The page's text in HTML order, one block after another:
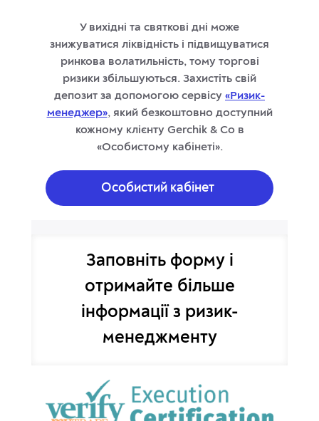
У вихідні та святкові дні може
знижуватися ліквідність і підвищуватися
ринкова волатильність, тому торгові
ризики збільшуються. Захистіть свій
депозит за допомогою сервісу «Ризик-
менеджер», який безкоштовно доступний
кожному клієнту Gerchik & Co в
«Особистому кабінеті».
Особистий кабінет
Заповніть форму і
отримайте більше
інформації з ризик-
менеджменту